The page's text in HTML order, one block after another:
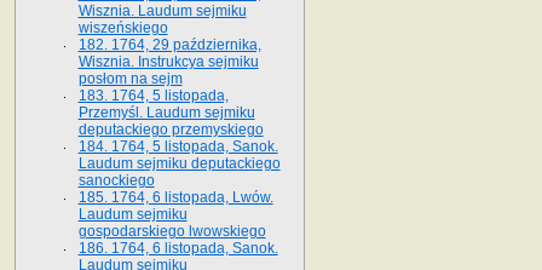
Wisznia. Laudum sejmiku
wiszeńskiego
182. 1764, 29 października,
Wisznia. Instrukcya sejmiku
posłom na sejm
183. 1764, 5 listopada,
Przemyśl. Laudum sejmiku
deputackiego przemyskiego
184. 1764, 5 listopada, Sanok.
Laudum sejmiku deputackiego
sanockiego
185. 1764, 6 listopada, Lwów.
Laudum sejmiku
gospodarskiego lwowskiego
186. 1764, 6 listopada, Sanok.
Laudum sejmiku